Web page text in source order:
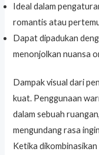
Ideal dalam
romantis atau
Dapat dipadukan
menonjolkan nuansa
Dampak visual dari
kuat. Penggunaan
dalam sebuah
mengundang rasa
Ketika